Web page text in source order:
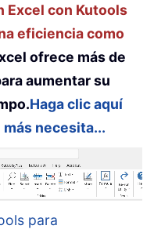
Excel con Kutools
eficiencia como
ofrece más de
aumentar su
Haga clic aquí
necesita...
para